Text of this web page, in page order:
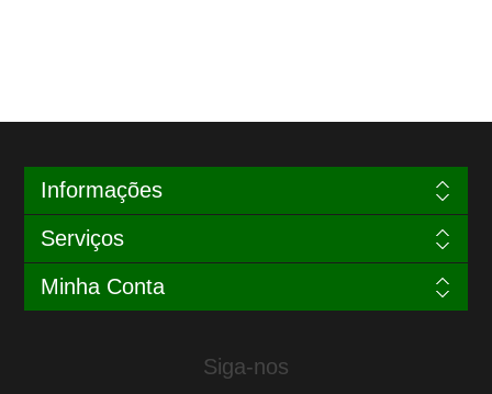
Informações
Serviços
Minha Conta
Siga-nos